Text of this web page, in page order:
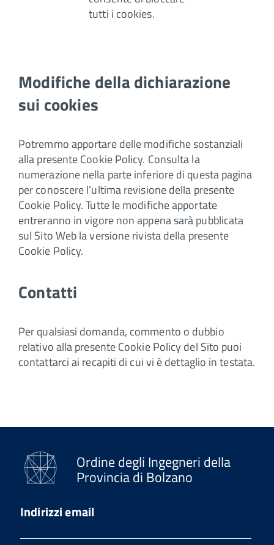
tutti i cookies.
Modifiche della dichiarazione
sui cookies
Potremmo apportare delle modifiche sostanziali
alla presente Cookie Policy. Consulta la
numerazione nella parte inferiore di questa pagina
per conoscere l’ultima revisione della presente
Cookie Policy. Tutte le modifiche apportate
entreranno in vigore non appena sarà pubblicata
sul Sito Web la versione rivista della presente
Cookie Policy.
Contatti
Per qualsiasi domanda, commento o dubbio
relativo alla presente Cookie Policy del Sito puoi
contattarci ai recapiti di cui vi è dettaglio in testata.
Ordine degli Ingegneri della
Provincia di Bolzano
Indirizzi email